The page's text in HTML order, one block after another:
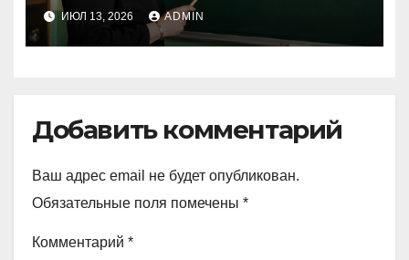
размеров
ИЮЛ 13, 2026 ADMIN
Добавить комментарий
Ваш адрес email не будет опубликован.
Обязательные поля помечены *
Комментарий *